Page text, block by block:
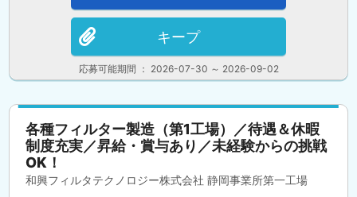
応募可能期間 ： 2026-07-30 ～ 2026-09-02
キープ
各種フィルター製造（第1工場）／待遇＆休暇
制度充実／昇給・賞与あり／未経験からの挑戦
OK！
和興フィルタテクノロジー株式会社 静岡事業所第一工場